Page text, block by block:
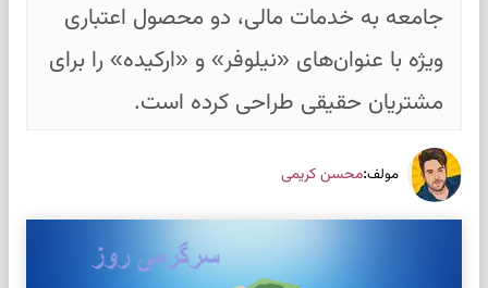
جامعه به خدمات مالی، دو محصول اعتباری
ویژه با عنوان‌های «نیلوفر» و «ارکیده» را برای
مشتریان حقیقی طراحی کرده است.
مولف:محسن کریمی